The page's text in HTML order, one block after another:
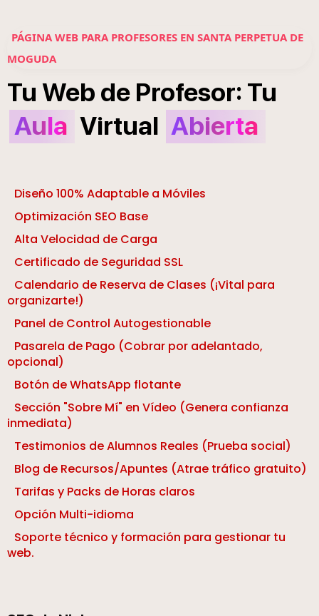
PÁGINA WEB PARA PROFESORES EN SANTA PERPETUA DE
MOGUDA
Tu Web de Profesor: Tu
Aula Virtual Abierta
Diseño 100% Adaptable a Móviles
Optimización SEO Base
Alta Velocidad de Carga
Certificado de Seguridad SSL
Calendario de Reserva de Clases (¡Vital para
organizarte!)
Panel de Control Autogestionable
Pasarela de Pago (Cobrar por adelantado,
opcional)
Botón de WhatsApp flotante
Sección "Sobre Mí" en Vídeo (Genera confianza
inmediata)
Testimonios de Alumnos Reales (Prueba social)
Blog de Recursos/Apuntes (Atrae tráfico gratuito)
Tarifas y Packs de Horas claros
Opción Multi-idioma
Soporte técnico y formación para gestionar tu
web.